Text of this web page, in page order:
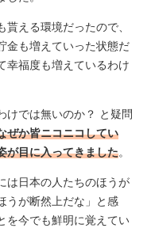
える環境だったので、
金も増えていった状態だ
幸福度も増えているわけ
けでは無いのか？ と疑問
ぜか皆ニコニコしてい
が目に入ってきました。
は日本の人たちのほうが
うが断然上だな」と感
を今でも鮮明に覚えてい